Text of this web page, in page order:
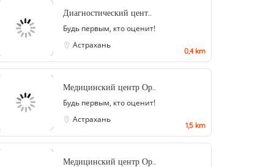
Диагностический цент..
Будь первым, кто оценит!
Астрахань
0,4 km
Медицинский центр Ор..
Будь первым, кто оценит!
Астрахань
1,5 km
Медицинский центр Ор..